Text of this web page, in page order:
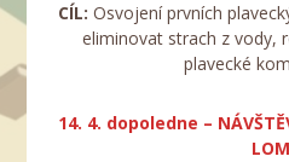
CÍL: Osvojení prvních
eliminovat strach z vody,
plavecké
14. 4. dopoledne –
LOM